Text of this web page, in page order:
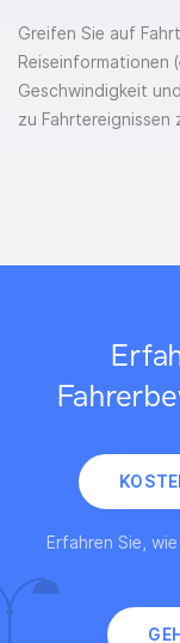
Greifen Sie auf
Reiseinformationen
Geschwindigkeit
zu Fahrtereignissen
Erfahren Sie,